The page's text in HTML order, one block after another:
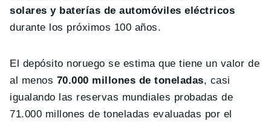
solares y baterías de automóviles eléctricos
durante los próximos 100 años.
El depósito noruego se estima que tiene un valor de
al menos 70.000 millones de toneladas, casi
igualando las reservas mundiales probadas de
71.000 millones de toneladas evaluadas por el